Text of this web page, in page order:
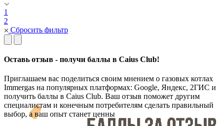
1
2
Сбросить фильтр
Оставь отзыв - получи баллы в Caius Club!
Приглашаем вас поделиться своим мнением о газовых котлах
Immergas на популярных платформах: Google, Яндекс, 2ГИС и
получить баллы в Caius Club. Ваш отзыв поможет другим
специалистам и конечным потребителям сделать правильный
выбор, а ваш опыт станет ценны